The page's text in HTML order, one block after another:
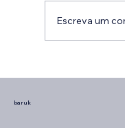
Escreva um
baruk